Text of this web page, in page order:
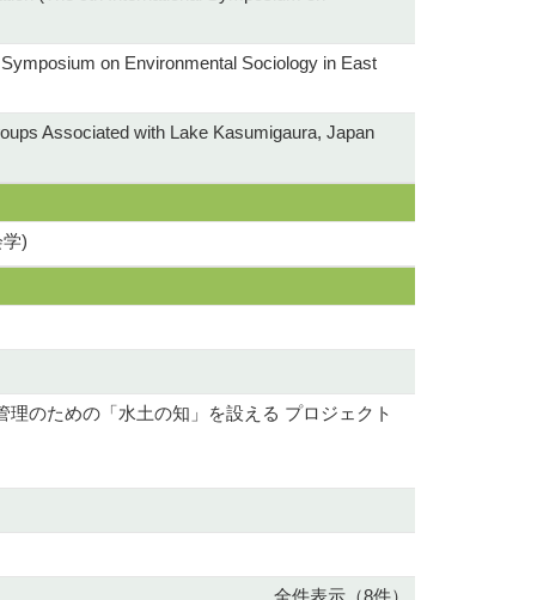
on Environmental Sociology in East
Associated with Lake Kasumigaura, Japan
)
のための「水土の知」を設える プロジェクト